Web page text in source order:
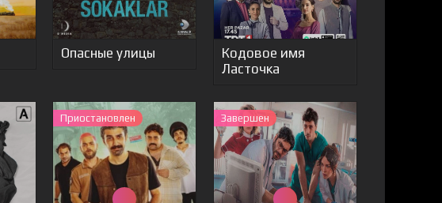
Опасные улицы
Кодовое имя
Ласточка
Приостановлен Завершен